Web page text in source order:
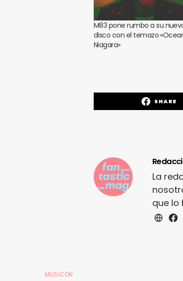
M83 pone rumbo a su
disco con el temazo
Niagara»
SHARE
La
que lo
MUSICÓN